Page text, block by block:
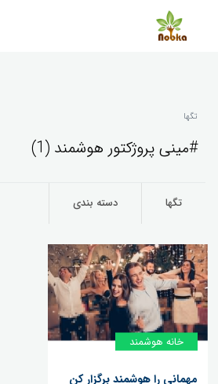
تگها
#مینی پروژکتور هوشمند (1)
تگها دسته بندی
خانه‌ هوشمند
مهمانی را هوشمند برگزار کن